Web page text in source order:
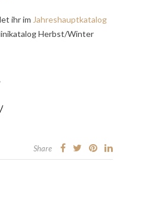
ihr im Jahreshauptkatalog
Herbst/Winter
Share